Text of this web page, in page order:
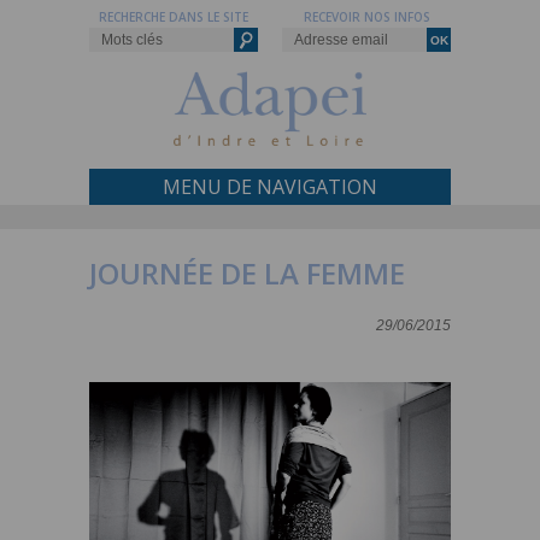
RECEVOIR NOS INFOS
RECHERCHE DANS LE SITE
MENU DE NAVIGATION
JOURNÉE DE LA FEMME
29/06/2015